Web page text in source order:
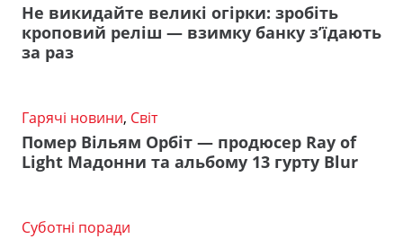
Не викидайте великі огірки: зробіть
кроповий реліш — взимку банку з’їдають
за раз
Гарячі новини, Світ
Помер Вільям Орбіт — продюсер Ray of
Light Мадонни та альбому 13 гурту Blur
Суботні поради